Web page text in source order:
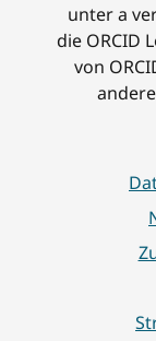
unter a
die ORCID
von